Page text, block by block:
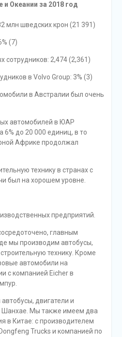
Океании за 2018 год
млн шведских крон (21 391)
(7)
сотрудников: 2,474 (2,361)
в Volvo Group: 3% (3)
в Австралии был очень
автомобилей в ЮАР
6% до 20 000 единиц, в то
Африке продолжал
технику в странах с
был на хорошем уровне.
предприятий.
главным
мы производим автобусы,
технику. Кроме
автомобили на
с компанией Eicher в
двигатели и
Шанхае. Мы также имеем два
в Китае: с производителем
Trucks и компанией по